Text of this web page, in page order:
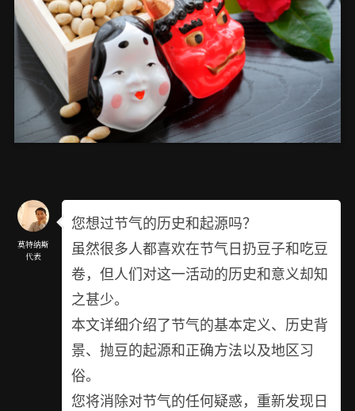
莫特纳斯
代表
您想过节气的历史和起源吗？
虽然很多人都喜欢在节气日扔豆子和吃豆
卷，但人们对这一活动的历史和意义却知
之甚少。
本文详细介绍了节气的基本定义、历史背
景、抛豆的起源和正确方法以及地区习
俗。
您将消除对节气的任何疑惑，重新发现日